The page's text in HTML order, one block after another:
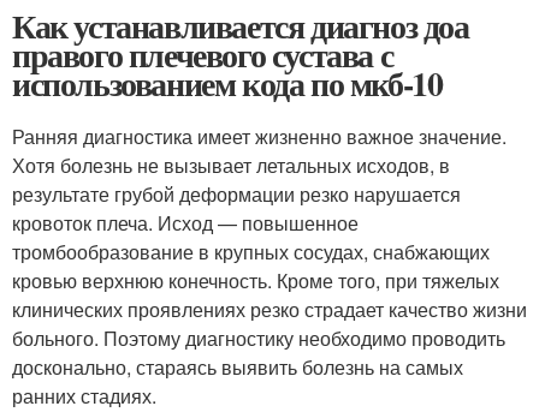
Как устанавливается диагноз доа
правого плечевого сустава с
использованием кода по мкб-10
Ранняя диагностика имеет жизненно важное значение.
Хотя болезнь не вызывает летальных исходов, в
результате грубой деформации резко нарушается
кровоток плеча. Исход — повышенное
тромбообразование в крупных сосудах, снабжающих
кровью верхнюю конечность. Кроме того, при тяжелых
клинических проявлениях резко страдает качество жизни
больного. Поэтому диагностику необходимо проводить
досконально, стараясь выявить болезнь на самых
ранних стадиях.